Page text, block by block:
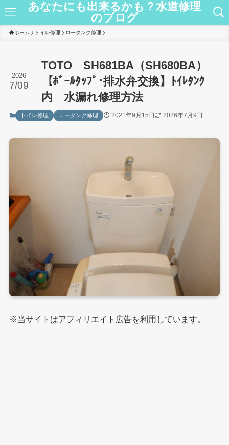
あなたにも出来るかも？水道修理
のブログ
ホーム トイレ修理 ロータンク修理
TOTO SH681BA（SH680BA）
【ﾎﾞｰﾙﾀｯﾌﾟ･排水弁交換】ﾄｲﾚﾀﾝｸ
内 水漏れ修理方法
2026
7/09
トイレ修理 ロータンク修理 2021年9月15日 2026年7月9日
※当サイトはアフィリエイト広告を利用しています。